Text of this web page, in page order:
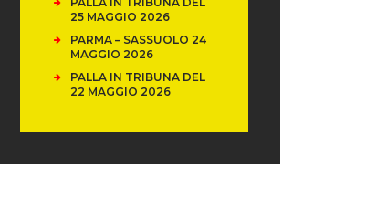
25 MAGGIO 2026
PARMA – SASSUOLO 24
MAGGIO 2026
PALLA IN TRIBUNA DEL
22 MAGGIO 2026